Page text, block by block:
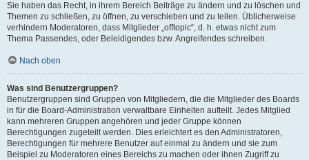
Sie haben das Recht, in ihrem Bereich Beiträge zu ändern und zu löschen und
Themen zu schließen, zu öffnen, zu verschieben und zu teilen. Üblicherweise
verhindern Moderatoren, dass Mitglieder „offtopic“, d. h. etwas nicht zum
Thema Passendes, oder Beleidigendes bzw. Angreifendes schreiben.
Nach oben
Was sind Benutzergruppen?
Benutzergruppen sind Gruppen von Mitgliedern, die die Mitglieder des Boards
in für die Board-Administration verwaltbare Einheiten aufteilt. Jedes Mitglied
kann mehreren Gruppen angehören und jeder Gruppe können
Berechtigungen zugeteilt werden. Dies erleichtert es den Administratoren,
Berechtigungen für mehrere Benutzer auf einmal zu ändern und sie zum
Beispiel zu Moderatoren eines Bereichs zu machen oder ihnen Zugriff zu